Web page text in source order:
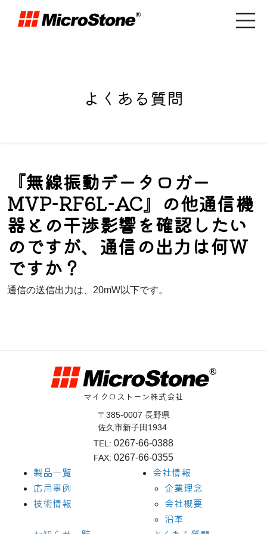
よくある質問
『無線振動データロガー
MVP-RF6L-AC』の他通信機
器との干渉影響を確認したい
のですが、通信の出力は何W
ですか？
通信の送信出力は、20mW以下です。
マイクロストーン株式会社
〒385-0007 長野県
佐久市新子田1934
TEL: 0267-66-0388
FAX: 0267-66-0355
製品一覧
応用事例
技術情報
会社情報
企業理念
会社概要
沿革